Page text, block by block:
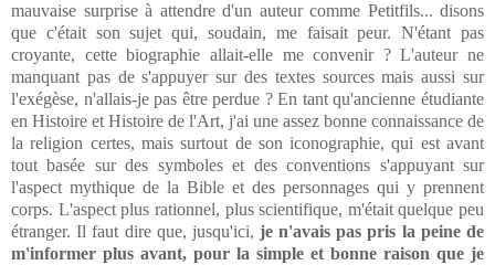
mauvaise surprise à attendre d'un auteur comme Petitfils... disons
que c'était son sujet qui, soudain, me faisait peur. N'étant pas
croyante, cette biographie allait-elle me convenir ? L'auteur ne
manquant pas de s'appuyer sur des textes sources mais aussi sur
l'exégèse, n'allais-je pas être perdue ? En tant qu'ancienne étudiante
en Histoire et Histoire de l'Art, j'ai une assez bonne connaissance de
la religion certes, mais surtout de son iconographie, qui est avant
tout basée sur des symboles et des conventions s'appuyant sur
l'aspect mythique de la Bible et des personnages qui y prennent
corps. L'aspect plus rationnel, plus scientifique, m'était quelque peu
étranger. Il faut dire que, jusqu'ici, je n'avais pas pris la peine de
m'informer plus avant, pour la simple et bonne raison que je